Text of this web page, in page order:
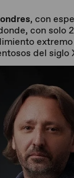
, con
con solo
del siglo